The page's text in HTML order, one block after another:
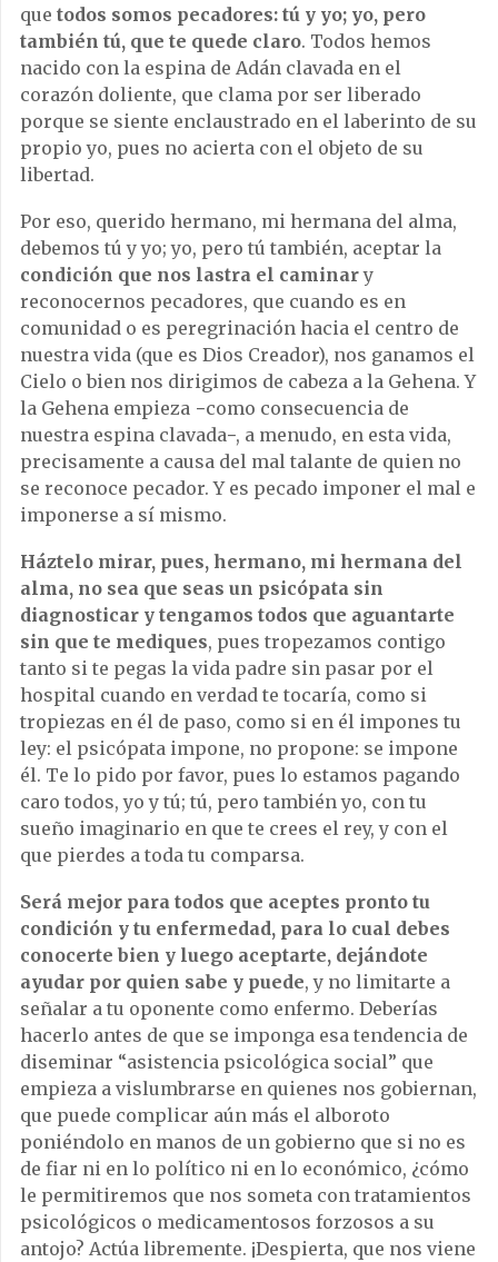
que todos somos pecadores: tú y yo; yo, pero
también tú, que te quede claro. Todos hemos
nacido con la espina de Adán clavada en el
corazón doliente, que clama por ser liberado
porque se siente enclaustrado en el laberinto de su
propio yo, pues no acierta con el objeto de su
libertad.
Por eso, querido hermano, mi hermana del alma,
debemos tú y yo; yo, pero tú también, aceptar la
condición que nos lastra el caminary
reconocernos pecadores, que cuando es en
comunidad o es peregrinación hacia el centro de
nuestra vida (que es Dios Creador), nos ganamos el
Cielo o bien nos dirigimos de cabeza a la Gehena. Y
la Gehena empieza −como consecuencia de
nuestra espina clavada−, a menudo, en esta vida,
precisamente a causa del mal talante de quien no
se reconoce pecador. Y es pecado imponer el mal e
imponerse a sí mismo.
Háztelo mirar, pues, hermano, mi hermana del
alma, no sea que seas un psicópata sin
diagnosticar y tengamos todos que aguantarte
sin que te mediques, pues tropezamos contigo
tanto si te pegas la vida padre sin pasar por el
hospital cuando en verdad te tocaría, como si
tropiezas en él de paso, como si en él impones tu
ley: el psicópata impone, no propone: se impone
él. Te lo pido por favor, pues lo estamos pagando
caro todos, yo y tú; tú, pero también yo, con tu
sueño imaginario en que te crees el rey, y con el
que pierdes a toda tu comparsa.
Será mejor para todos que aceptes pronto tu
condición y tu enfermedad, para lo cual debes
conocerte bien y luego aceptarte, dejándote
ayudar por quien sabe y puede, y no limitarte a
señalar a tu oponente como enfermo. Deberías
hacerlo antes de que se imponga esa tendencia de
diseminar “asistencia psicológica social” que
empieza a vislumbrarse en quienes nos gobiernan,
que puede complicar aún más el alboroto
poniéndolo en manos de un gobierno que si no es
de fiar ni en lo político ni en lo económico, ¿cómo
le permitiremos que nos someta con tratamientos
psicológicos o medicamentosos forzosos a su
antojo? Actúa libremente. ¡Despierta, que nos viene